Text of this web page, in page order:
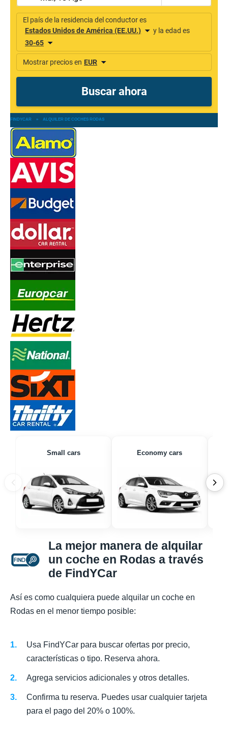
FINDYCAR » ALQUILER DE COCHES RODAS
Small cars Economy cars
La mejor manera de alquilar
un coche en Rodas a través
de FindYCar
Así es como cualquiera puede alquilar un coche en
Rodas en el menor tiempo posible:
Usa FindYCar para buscar ofertas por precio,
características o tipo. Reserva ahora.
Agrega servicios adicionales y otros detalles.
Confirma tu reserva. Puedes usar cualquier tarjeta
para el pago del 20% o 100%.